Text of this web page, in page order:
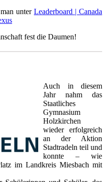
unter Leaderboard | Canada
fest die Daumen!
Auch in diesem
Jahr nahm das
Staatliches
Gymnasium
Holzkirchen
wieder erfolgreich
an der Aktion
Stadtradeln teil und
konnte – wie
im Landkreis Miesbach mit